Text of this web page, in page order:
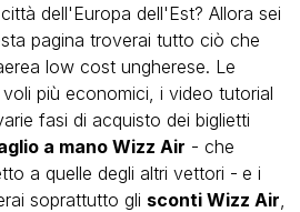
dell'Europa dell'Est? Allora sei
pagina troverai tutto ciò che
low cost ungherese. Le
più economici, i video tutorial
fasi di acquisto dei biglietti
a mano Wizz Air - che
a quelle degli altri vettori - e i
soprattutto gli sconti Wizz Air